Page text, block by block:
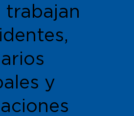
trabajan
y